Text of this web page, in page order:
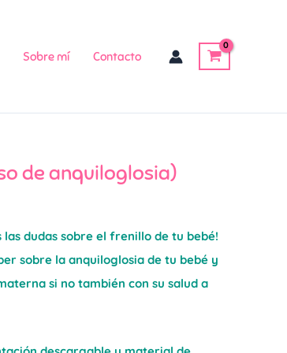
Sobre mí Contacto
de anquiloglosia)
dudas sobre el frenillo de tu bebé!
sobre la anquiloglosia de tu bebé y
si no también con su salud a